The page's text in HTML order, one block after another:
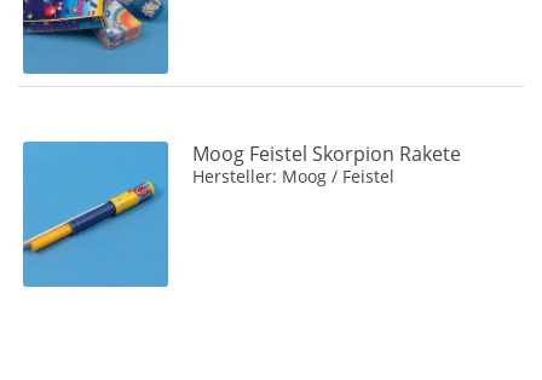
Moog Feistel Skorpion Rakete
Hersteller: Moog / Feistel